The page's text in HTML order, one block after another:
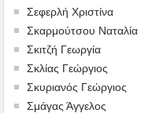
Σεφερλή Χριστίνα
Σκαρμούτσου Ναταλία
Σκιτζή Γεωργία
Σκλίας Γεώργιος
Σκυριανός Γεώργιος
Σμάγας Άγγελος